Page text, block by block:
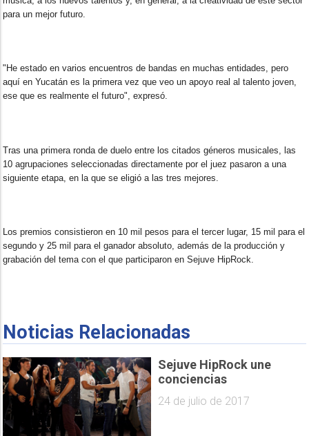
para un mejor futuro.
"He estado en varios encuentros de bandas en muchas entidades, pero
aquí en Yucatán es la primera vez que veo un apoyo real al talento joven,
ese que es realmente el futuro", expresó.
Tras una primera ronda de duelo entre los citados géneros musicales, las
10 agrupaciones seleccionadas directamente por el juez pasaron a una
siguiente etapa, en la que se eligió a las tres mejores.
Los premios consistieron en 10 mil pesos para el tercer lugar, 15 mil para el
segundo y 25 mil para el ganador absoluto, además de la producción y
grabación del tema con el que participaron en Sejuve HipRock.
Noticias Relacionadas
Sejuve HipRock une
conciencias
24 de julio de 2017